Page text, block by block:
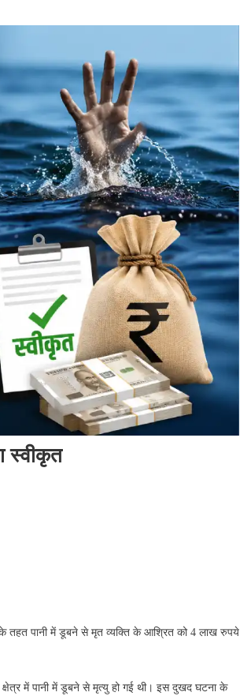
स्वीकृत
के तहत पानी में डूबने से मृत व्यक्ति के आश्रित को 4 लाख रुपये
में पानी में डूबने से मृत्यु हो गई थी। इस दुखद घटना के